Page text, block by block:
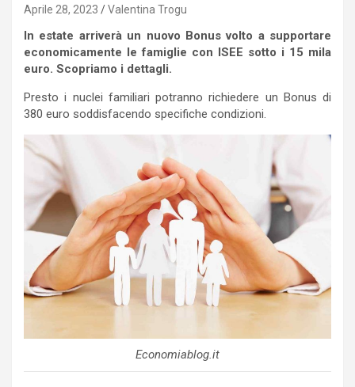
Aprile 28, 2023 Valentina Trogu
In estate arriverà un nuovo Bonus volto a supportare
economicamente le famiglie con ISEE sotto i 15 mila
euro. Scopriamo i dettagli.
Presto i nuclei familiari potranno richiedere un Bonus di
380 euro soddisfacendo specifiche condizioni.
Economiablog.it